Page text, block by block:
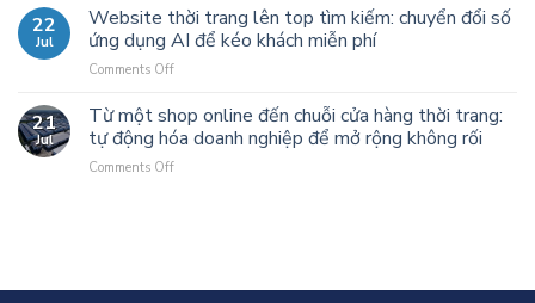
Tín
Và
Giày
Cho
Đúng
tự
động
hóa
cho
shop
22
Jul
Website thời trang lên top tìm kiếm: chuyển đổi số
ứng dụng AI để kéo khách miễn phí
Comments Off
thời
trang
ứng
21
Jul
Từ một shop online đến chuỗi cửa hàng thời trang:
tự động hóa doanh nghiệp để mở rộng không rối
Comments Off
chuỗi